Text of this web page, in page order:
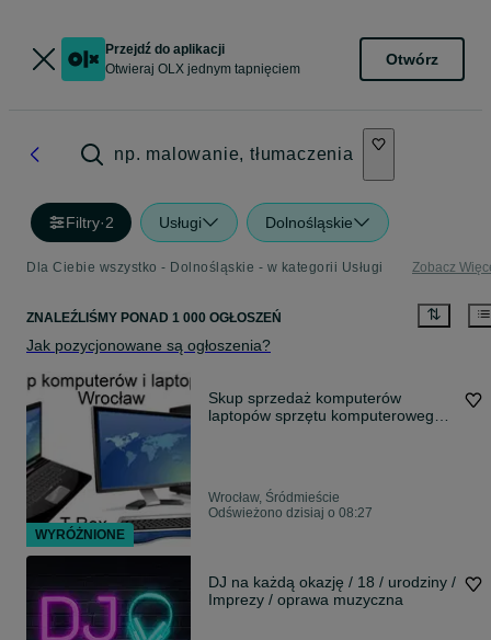
Przejdź do aplikacji
Otwieraj OLX jednym tapnięciem
Otwórz
np. malowanie, tłumaczenia
Filtry·2 Usługi Dolnośląskie
Dla Ciebie wszystko - Dolnośląskie - w kategorii Usługi Zobacz
ZNALEŹLIŚMY PONAD 1 000 OGŁOSZEŃ
Jak pozycjonowane są ogłoszenia?
Skup sprzedaż komputerów
laptopów sprzętu komputerowego
Wrocław, Śródmieście
Odświeżono dzisiaj o 08:27
DJ na każdą okazję / 18 / urodziny /
Imprezy / oprawa muzyczna
WYRÓŻNIONE